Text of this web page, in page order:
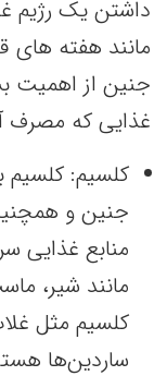
داشتن یک رژیم
مانند هفته های
جنین از اهمیت
غذایی که مصرف
کلسیم: کلسیم
جنین و
منابع غذایی
مانند شیر،
کلسیم مثل
ساردین‌ها